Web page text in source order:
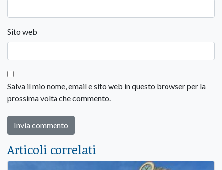
Sito web
Salva il mio nome, email e sito web in questo browser per la
prossima volta che commento.
Articoli correlati